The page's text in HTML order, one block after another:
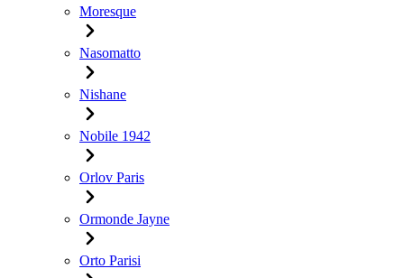
Moresque
Nasomatto
Nishane
Nobile 1942
Orlov Paris
Ormonde Jayne
Orto Parisi